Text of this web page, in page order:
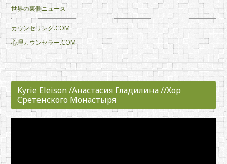
世界の裏側ニュース
カウンセリング.COM
心理カウンセラー.COM
Kyrie Eleison /Анастасия Гладилина //Хор
Сретенского Монастыря
画
ー